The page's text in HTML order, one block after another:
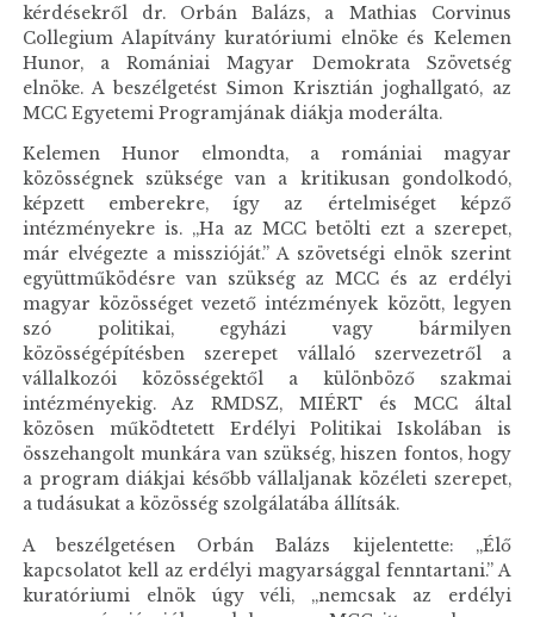
kérdésekről dr. Orbán Balázs, a Mathias Corvinus
Collegium Alapítvány kuratóriumi elnöke és Kelemen
Hunor, a Romániai Magyar Demokrata Szövetség
elnöke. A beszélgetést Simon Krisztián joghallgató, az
MCC Egyetemi Programjának diákja moderálta.
Kelemen Hunor elmondta, a romániai magyar
közösségnek szüksége van a kritikusan gondolkodó,
képzett emberekre, így az értelmiséget képző
intézményekre is. „Ha az MCC betölti ezt a szerepet,
már elvégezte a misszióját.” A szövetségi elnök szerint
együttműködésre van szükség az MCC és az erdélyi
magyar közösséget vezető intézmények között, legyen
szó politikai, egyházi vagy bármilyen
közösségépítésben szerepet vállaló szervezetről a
vállalkozói közösségektől a különböző szakmai
intézményekig. Az RMDSZ, MIÉRT és MCC által
közösen működtetett Erdélyi Politikai Iskolában is
összehangolt munkára van szükség, hiszen fontos, hogy
a program diákjai később vállaljanak közéleti szerepet,
a tudásukat a közösség szolgálatába állítsák.
A beszélgetésen Orbán Balázs kijelentette: „Élő
kapcsolatot kell az erdélyi magyarsággal fenntartani.” A
kuratóriumi elnök úgy véli, „nemcsak az erdélyi